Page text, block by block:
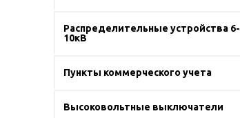
Распределительные устройства 6-
10кВ
Пункты коммерческого учета
Высоковольтные выключатели